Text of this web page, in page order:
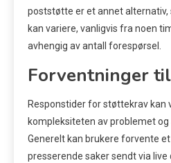
poststøtte er et annet alternativ,
kan variere, vanligvis fra noen
avhengig av antall forespørsel.
Forventninger
Responstider for støttekrav kan
kompleksiteten av problemet og
Generelt kan brukere forvente
presserende saker sendt via live